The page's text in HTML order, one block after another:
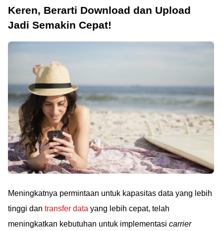
Keren, Berarti Download dan Upload
Jadi Semakin Cepat!
Meningkatnya permintaan untuk kapasitas data yang lebih
tinggi dan transfer data yang lebih cepat, telah
meningkatkan kebutuhan untuk implementasi carrier